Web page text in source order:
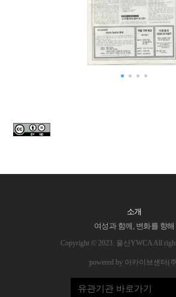
소개
여성과 함께, 변화를 향해
Copyright © 2023. 울산YWCA All
powered by 아카이브센터(
유관기관 바로가기